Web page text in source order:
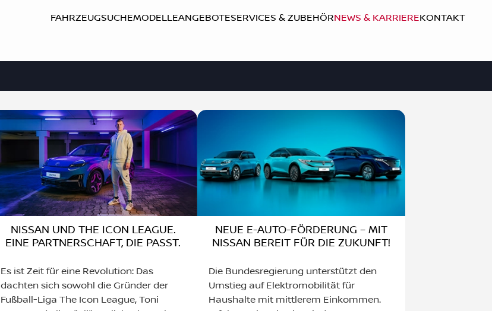
FAHRZEUGSUCHEMODELLEANGEBOTESERVICES & ZUBEHÖRNEWS & KARRIEREKONTAKT
NISSAN UND THE ICON LEAGUE.
EINE PARTNERSCHAFT, DIE PASST.
Es ist Zeit für eine Revolution: Das
dachten sich sowohl die Gründer der
Fußball-Liga The Icon League, Toni
NEUE E-AUTO-FÖRDERUNG – MIT
NISSAN BEREIT FÜR DIE ZUKUNFT!
Die Bundesregierung unterstützt den
Umstieg auf Elektromobilität für
Haushalte mit mittlerem Einkommen.